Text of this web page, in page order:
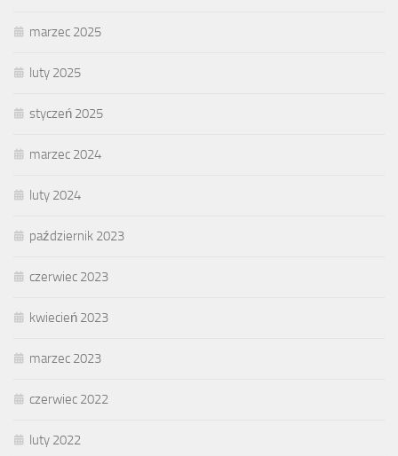
marzec 2025
luty 2025
styczeń 2025
marzec 2024
luty 2024
październik 2023
czerwiec 2023
kwiecień 2023
marzec 2023
czerwiec 2022
luty 2022